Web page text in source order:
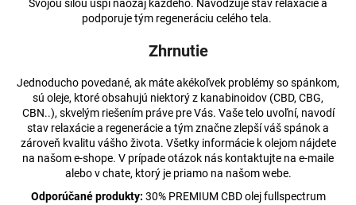
Svojou silou uspí naozaj každého. Navodzuje stav relaxácie a
podporuje tým regeneráciu celého tela.
Zhrnutie
Jednoducho povedané, ak máte akékoľvek problémy so spánkom,
sú oleje, ktoré obsahujú niektorý z kanabinoidov (CBD, CBG,
CBN..), skvelým riešením práve pre Vás. Vaše telo uvoľní, navodí
stav relaxácie a regenerácie a tým značne zlepší váš spánok a
zároveň kvalitu vášho života. Všetky informácie k olejom nájdete
na našom e-shope. V prípade otázok nás kontaktujte na e-maile
alebo v chate, ktorý je priamo na našom webe.
Odporúčané produkty: 30% PREMIUM CBD olej fullspectrum
€51,21